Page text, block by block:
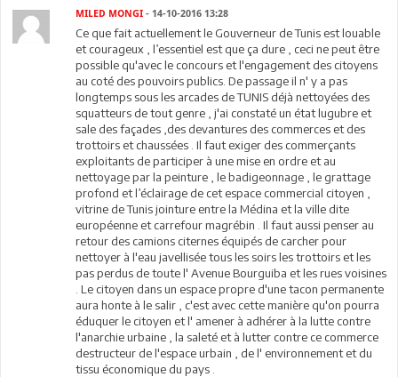
MILED MONGI - 14-10-2016 13:28
Ce que fait actuellement le Gouverneur de Tunis est louable
et courageux , l’essentiel est que ça dure , ceci ne peut être
possible qu'avec le concours et l'engagement des citoyens
au coté des pouvoirs publics. De passage il n' y a pas
longtemps sous les arcades de TUNIS déjà nettoyées des
squatteurs de tout genre , j'ai constaté un état lugubre et
sale des façades ,des devantures des commerces et des
trottoirs et chaussées . Il faut exiger des commerçants
exploitants de participer à une mise en ordre et au
nettoyage par la peinture , le badigeonnage , le grattage
profond et l’éclairage de cet espace commercial citoyen ,
vitrine de Tunis jointure entre la Médina et la ville dite
européenne et carrefour magrébin . Il faut aussi penser au
retour des camions citernes équipés de carcher pour
nettoyer à l'eau javellisée tous les soirs les trottoirs et les
pas perdus de toute l' Avenue Bourguiba et les rues voisines
. Le citoyen dans un espace propre d'une tacon permanente
aura honte à le salir , c'est avec cette manière qu'on pourra
éduquer le citoyen et l' amener à adhérer à la lutte contre
l'anarchie urbaine , la saleté et à lutter contre ce commerce
destructeur de l'espace urbain , de l' environnement et du
tissu économique du pays .